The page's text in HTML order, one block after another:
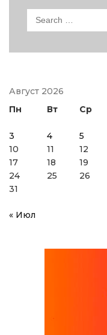
Search
Август 2026
Пн
Вт Ср
3
4 5
10
11 12
17
18 19
24
25 26
31
« Июл